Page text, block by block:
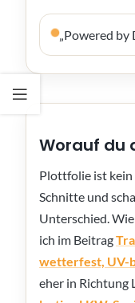
„Powered by
Worauf du
Plottfolie ist
Schnitte und
Unterschied.
ich im Beitrag
wetterfest, UV-
eher in Richtung